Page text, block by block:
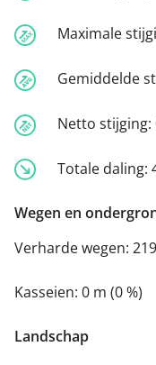
Maximale
Gemiddelde
Netto stijging:
Totale daling:
Wegen en
Verharde wegen:
Kasseien: 0 m (0 %)
Landschap